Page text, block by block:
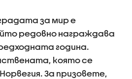
за мир е
редовно награждава
година.
която се
За призовете,